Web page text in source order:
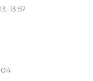
13:57